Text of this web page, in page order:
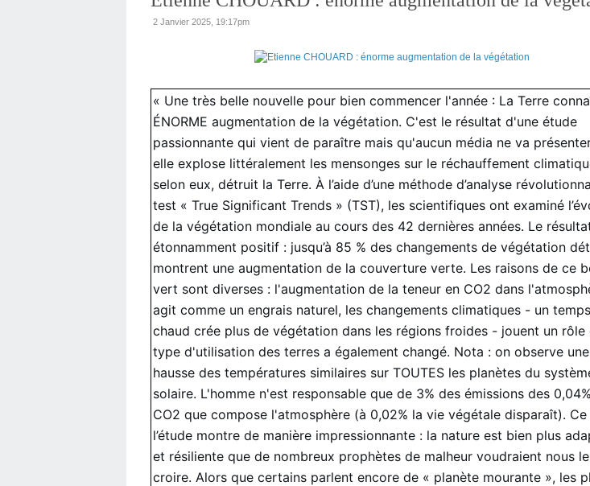
2 Janvier 2025, 19:17pm
« Une très belle nouvelle pour bien commencer l'année : La Terre
ÉNORME augmentation de la végétation. C'est le résultat d'une étude
passionnante qui vient de paraître mais qu'aucun média ne va
elle explose littéralement les mensonges sur le réchauffement
selon eux, détruit la Terre. À l’aide d’une méthode d’analyse
test « True Significant Trends » (TST), les scientifiques ont examiné
de la végétation mondiale au cours des 42 dernières années. Le
étonnamment positif : jusqu’à 85 % des changements de végétation
montrent une augmentation de la couverture verte. Les raisons de ce
vert sont diverses : l'augmentation de la teneur en CO2 dans
agit comme un engrais naturel, les changements climatiques - un
chaud crée plus de végétation dans les régions froides - jouent un rôle
type d'utilisation des terres a également changé. Nota : on observe une
hausse des températures similaires sur TOUTES les planètes du
solaire. L'homme n'est responsable que de 3% des émissions des
CO2 que compose l'atmosphère (à 0,02% la vie végétale disparaît). Ce
l’étude montre de manière impressionnante : la nature est bien plus
et résiliente que de nombreux prophètes de malheur voudraient nous
croire. Alors que certains parlent encore de « planète mourante », les